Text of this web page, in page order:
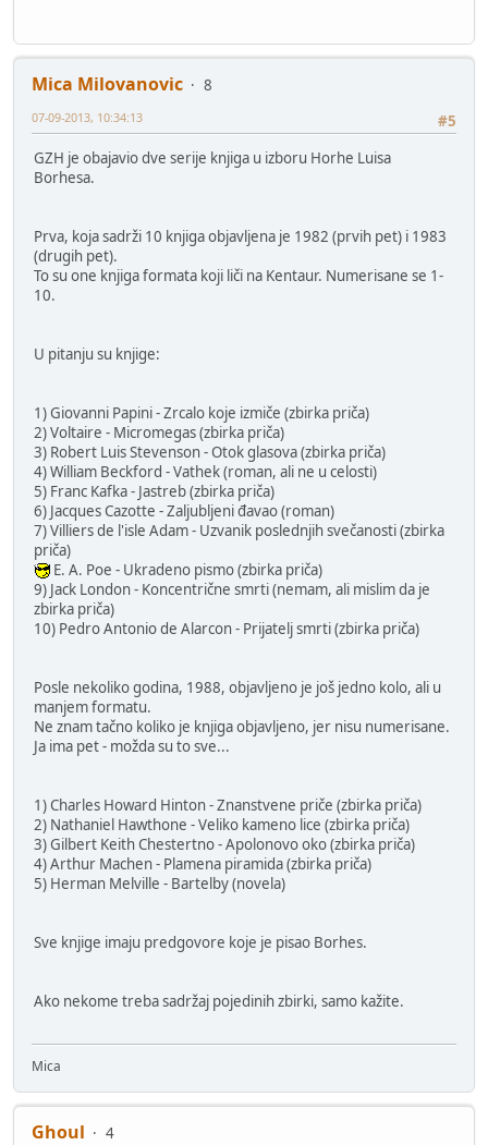
Mica Milovanovic
8
#5
07-09-2013, 10:34:13
GZH je obajavio dve serije knjiga u izboru Horhe Luisa
Borhesa.
Prva, koja sadrži 10 knjiga objavljena je 1982 (prvih pet) i 1983
(drugih pet).
To su one knjiga formata koji liči na Kentaur. Numerisane se 1-
10.
U pitanju su knjige:
1) Giovanni Papini - Zrcalo koje izmiče (zbirka priča)
2) Voltaire - Micromegas (zbirka priča)
3) Robert Luis Stevenson - Otok glasova (zbirka priča)
4) William Beckford - Vathek (roman, ali ne u celosti)
5) Franc Kafka - Jastreb (zbirka priča)
6) Jacques Cazotte - Zaljubljeni đavao (roman)
7) Villiers de l'isle Adam - Uzvanik poslednjih svečanosti (zbirka
priča)
E. A. Poe - Ukradeno pismo (zbirka priča)
9) Jack London - Koncentrične smrti (nemam, ali mislim da je
zbirka priča)
10) Pedro Antonio de Alarcon - Prijatelj smrti (zbirka priča)
Posle nekoliko godina, 1988, objavljeno je još jedno kolo, ali u
manjem formatu.
Ne znam tačno koliko je knjiga objavljeno, jer nisu numerisane.
Ja ima pet - možda su to sve...
1) Charles Howard Hinton - Znanstvene priče (zbirka priča)
2) Nathaniel Hawthone - Veliko kameno lice (zbirka priča)
3) Gilbert Keith Chestertno - Apolonovo oko (zbirka priča)
4) Arthur Machen - Plamena piramida (zbirka priča)
5) Herman Melville - Bartelby (novela)
Sve knjige imaju predgovore koje je pisao Borhes.
Ako nekome treba sadržaj pojedinih zbirki, samo kažite.
Mica
Ghoul
4